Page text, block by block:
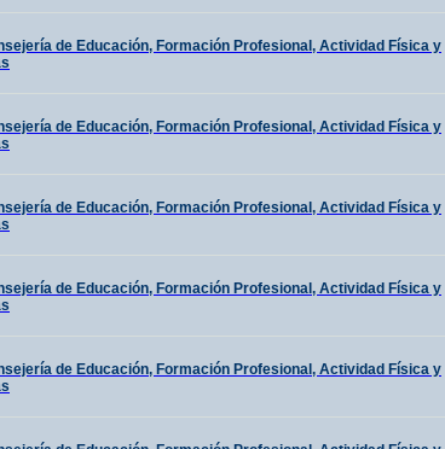
de Educación, Formación Profesional, Actividad Física y
de Educación, Formación Profesional, Actividad Física y
de Educación, Formación Profesional, Actividad Física y
de Educación, Formación Profesional, Actividad Física y
de Educación, Formación Profesional, Actividad Física y